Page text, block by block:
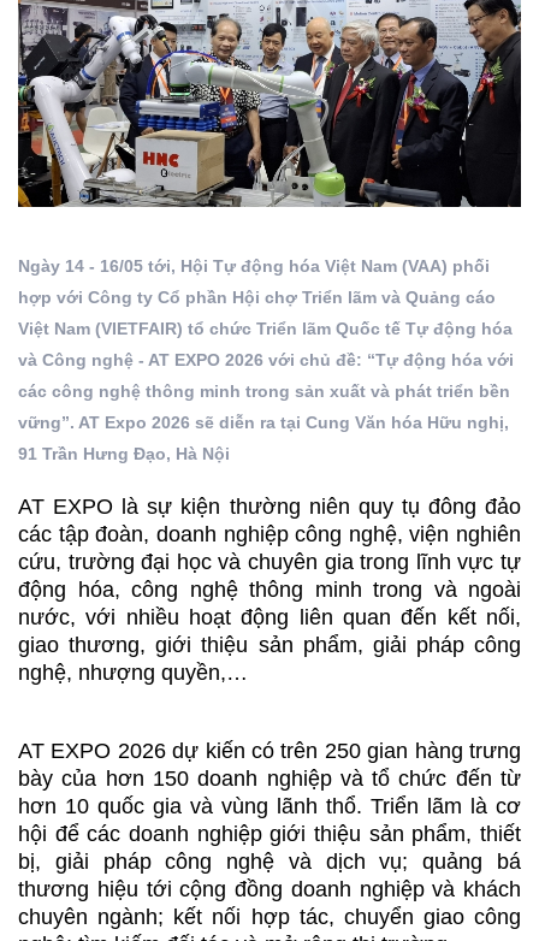
Ngày 14 - 16/05 tới, Hội Tự động hóa Việt Nam (VAA) phối
hợp với Công ty Cổ phần Hội chợ Triển lãm và Quảng cáo
Việt Nam (VIETFAIR) tổ chức Triển lãm Quốc tế Tự động hóa
và Công nghệ - AT EXPO 2026 với chủ đề: “Tự động hóa với
các công nghệ thông minh trong sản xuất và phát triển bền
vững”. AT Expo 2026 sẽ diễn ra tại Cung Văn hóa Hữu nghị,
91 Trần Hưng Đạo, Hà Nội
AT EXPO là sự kiện thường niên quy tụ đông đảo
các tập đoàn, doanh nghiệp công nghệ, viện nghiên
cứu, trường đại học và chuyên gia trong lĩnh vực tự
động hóa, công nghệ thông minh trong và ngoài
nước, với nhiều hoạt động liên quan đến kết nối,
giao thương, giới thiệu sản phẩm, giải pháp công
nghệ, nhượng quyền,…
AT EXPO 2026 dự kiến có trên 250 gian hàng trưng
bày của hơn 150 doanh nghiệp và tổ chức đến từ
hơn 10 quốc gia và vùng lãnh thổ. Triển lãm là cơ
hội để các doanh nghiệp giới thiệu sản phẩm, thiết
bị, giải pháp công nghệ và dịch vụ; quảng bá
thương hiệu tới cộng đồng doanh nghiệp và khách
chuyên ngành; kết nối hợp tác, chuyển giao công